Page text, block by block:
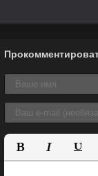
Полужирный
Курсив